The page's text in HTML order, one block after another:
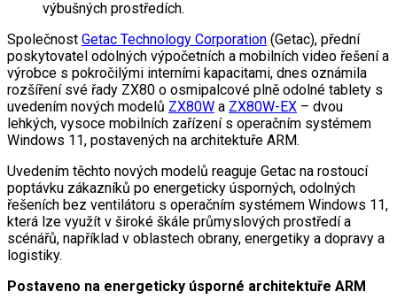
výbušných prostředích.
Společnost Getac Technology Corporation (Getac), přední
poskytovatel odolných výpočetních a mobilních video řešení a
výrobce s pokročilými interními kapacitami, dnes oznámila
rozšíření své řady ZX80 o osmipalcové plně odolné tablety s
uvedením nových modelů ZX80W a ZX80W-EX – dvou
lehkých, vysoce mobilních zařízení s operačním systémem
Windows 11, postavených na architektuře ARM.
Uvedením těchto nových modelů reaguje Getac na rostoucí
poptávku zákazníků po energeticky úsporných, odolných
řešeních bez ventilátoru s operačním systémem Windows 11,
která lze využít v široké škále průmyslových prostředí a
scénářů, například v oblastech obrany, energetiky a dopravy a
logistiky.
Postaveno na energeticky úsporné architektuře ARM